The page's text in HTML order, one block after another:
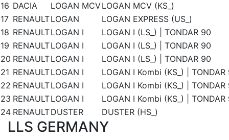
16 DACIA LOGAN MCVLOGAN MCV (KS_)
17 RENAULTLOGAN
LOGAN EXPRESS (US_)
18 RENAULTLOGAN I
LOGAN I (LS_) | TONDAR 90
19 RENAULTLOGAN I
LOGAN I (LS_) | TONDAR 90
20 RENAULTLOGAN I
LOGAN I (LS_) | TONDAR 90
21 RENAULTLOGAN I
LOGAN I Kombi (KS_) | TONDAR
22 RENAULTLOGAN I
LOGAN I Kombi (KS_) | TONDAR
23 RENAULTLOGAN I
LOGAN I Kombi (KS_) | TONDAR
24 RENAULTDUSTER DUSTER (HS_)
LLS GERMANY